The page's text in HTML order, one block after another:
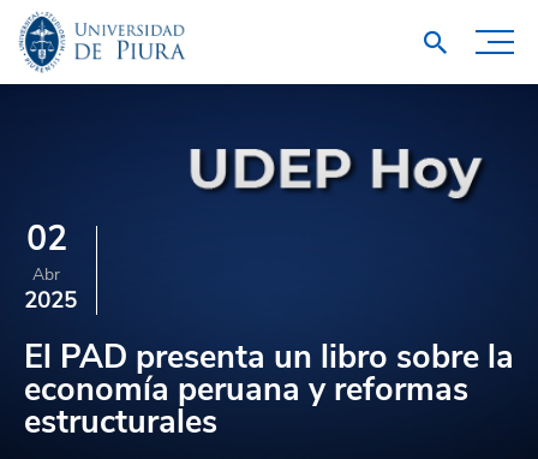
02
Abr
2025
El PAD presenta un libro sobre la
economía peruana y reformas
estructurales